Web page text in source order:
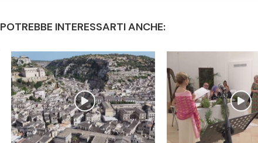
POTREBBE INTERESSARTI ANCHE: